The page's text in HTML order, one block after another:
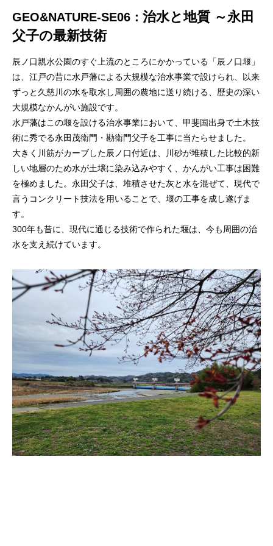
GEO&NATURE-SE06： 治水と地質 ～永田
父子の最新技術
辰ノ口親水公園のすぐ上流のところにかかっている「辰ノ口堰」
は、江戸の昔に水戸藩による大規模な治水事業で設けられ、以来
ずっと久慈川の水を取水し周囲の農地に送り続ける、歴史の深い
大規模なかんがい施設です。
水戸藩はこの堰を設ける治水事業において、甲斐国出身で土木技
術に秀でる永田茂衛門・勘衛門父子を工事に当たらせました。
大きく川筋がカーブした辰ノ口付近は、川砂が堆積した比較的新
しい地層のため水が土壌に染み込みやすく、かんがい工事は困難
を極めました。永田父子は、堆積させた灰と水を混ぜて、現代で
言うコンクリート技法を用いることで、堰の工事を成し遂げま
す。
300年も昔に、現代に通じる技術で作られた堰は、今も周囲の治
水を支え続けています。